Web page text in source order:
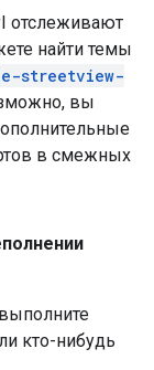
отслеживают
найти темы
streetview-
вы
в смежных
кто-нибудь